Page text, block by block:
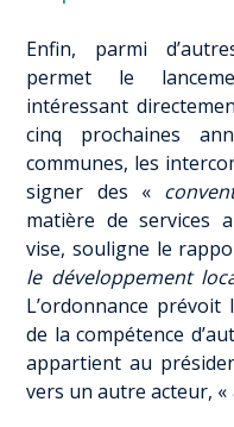
Enfin, parmi
permet le
intéressant
cinq prochaines
communes, les
signer des «
matière de services
vise, souligne le
le développement
L’ordonnance
de la compétence
appartient au
vers un autre acteur, «